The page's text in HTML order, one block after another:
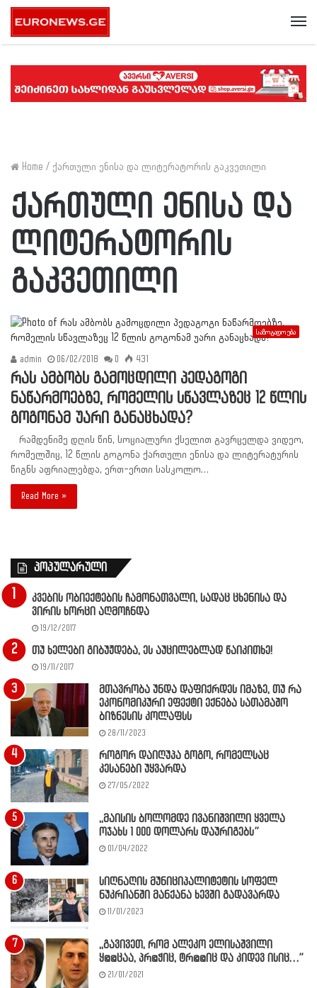
Home / ქართული ენისა და ლიტერატორის გაკვეთილი
ქართული ენისა და
ლიტერატორის
გაკვეთილი
საზოგადოება
admin 06/02/2018 0 431
რას ამბობს გამოცდილი პედაგოგი
ნაწარმოებზე, რომელის სწავლაზეც 12 წლის
გოგონამ უარი განაცხადა?
რამდენიმე დღის წინ, სოციალური ქსელით გავრცელდა ვიდეო,
რომელშიც, 12 წლის გოგონა ქართული ენისა და ლიტერატურის
წიგნს აფრიალებდა, ერთ-ერთი სასკოლო…
Read More »
პოპულარული
კვების ობიექტების ჩამონათვალი, სადაც ცხენისა და
ვირის ხორცი აღმოჩნდა
19/12/2017
თუ ხელები გიბუჟდება, ეს აუცილებლად წაიკითხე!
19/11/2017
მთავრობა უნდა დაფიქრდეს იმაზე, თუ რა
ეკონომიკური ეფექტი ექნება სათამაშო
ბიზნესის კოლაფსს
28/11/2023
როგორ დაიღუპა გოგო, რომელსაც
კესანები უყვარდა
27/05/2022
,,მაისის ბოლომდე ივანიშვილი ყველა
ოჯახს 1 000 დოლარს დაურიგებს”
01/04/2022
სიღნაღის მუნიციპალიტეტის სოფელ
ნუკრიანში მანქანა ხევში გადავარდა
11/01/2023
,,გავივეთ, რომ ალეკო ელისაშვილი
ყ@@ცაა, პრ@ჭიც, ტრ@@იც და კიდევ ისიც…”
21/01/2021